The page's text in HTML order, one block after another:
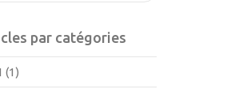
par catégories
(1)